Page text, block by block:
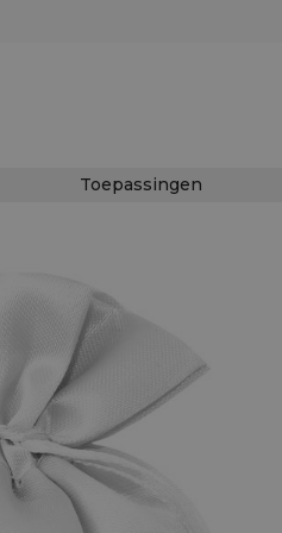
Toepassingen